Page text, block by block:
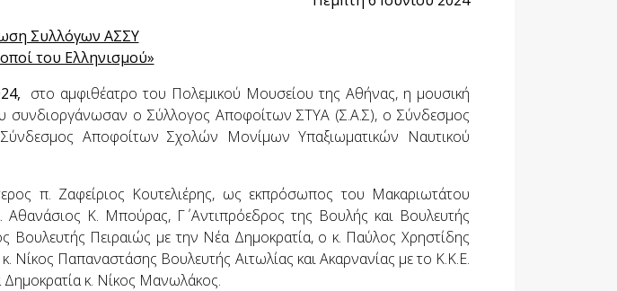
Συλλόγων ΑΣΣΥ
του Ελληνισμού»
στο αμφιθέατρο του Πολεμικού Μουσείου της Αθήνας, η μουσική
συνδιοργάνωσαν ο Σύλλογος Αποφοίτων ΣΤΥΑ (Σ.Α.Σ), ο Σύνδεσμος
Αποφοίτων Σχολών Μονίμων Υπαξιωματικών Ναυτικού
π. Ζαφείριος Κουτελιέρης, ως εκπρόσωπος του Μακαριωτάτου
Κ. Μπούρας, Γ΄ Αντιπρόεδρος της Βουλής και Βουλευτής
Βουλευτής Πειραιώς με την Νέα Δημοκρατία, ο κ. Παύλος Χρηστίδης
Παπαναστάσης Βουλευτής Αιτωλίας και Ακαρνανίας με το Κ.Κ.Ε.
Δημοκρατία κ. Νίκος Μανωλάκος.